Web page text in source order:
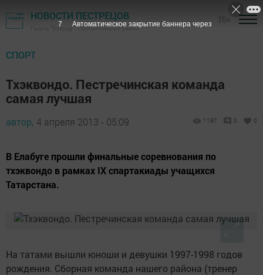
НОВОСТИ ПЕСТРЕЦОВ
Газета "Вперед" - Пестречинский район
СПОРТ
Тхэквондо. Пестречинская команда
самая лучшая
автор, 4 апреля 2013 - 05:09 1187 0 0
В Елабуге прошли финальные соревнования по
тхэквондо в рамках IX спартакиады учащихся
Татарстана.
На татами вышли юноши и девушки 1997-1998 годов
рождения. Сборная команда нашего района (тренер
6 Автоматическое закрытие баннера через